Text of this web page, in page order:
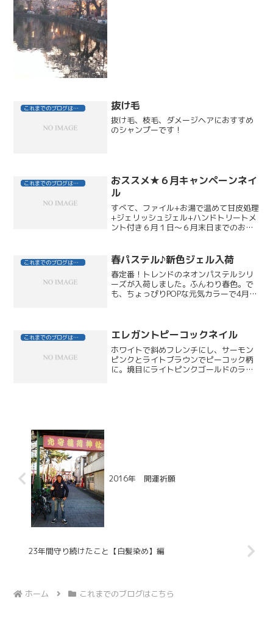
これまでのブログはこちら 抜け毛
抜け毛、枝毛、ダメージヘアにおすすめ
のシャンプーです！
これまでのブログはこちら
おススメ★６月キャンペーンネイ
ル
すべて、ファイル+お湯で温めて甘皮処理
+ジェリッシュジェル+ハンドトリートメ
ント付き６月１日～６月末日までのお得
リッシュジェルクリアにオーロラピンク
とホワイトパールのラ...
これまでのブログはこちら 春パステル♪新色ジェル入荷
春定番！トレンドのネオンパステルシリ
ーズが入荷しました。ふんわり春色。で
も、ちょっぴりPOPな元気カラーで4月か
ルト
これまでのブログはこちら エレガントピーコックネイル
ホワイトで斜めフレンチにし、サーモン
ピンクとライトブラウンでピーコック柄
に。境目にライトピンクゴールドのラメ
2016年 開運祈願
23年間守り続けたこと【白髪染め】編
ホーム これまでのブログはこちら